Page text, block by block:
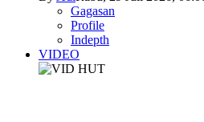
Gagasan
Profile
Indepth
VIDEO